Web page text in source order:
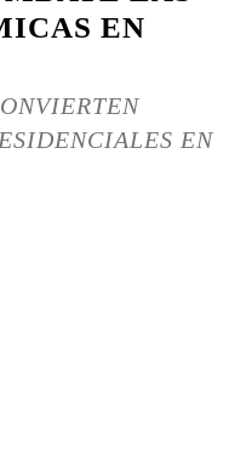
EN
EN